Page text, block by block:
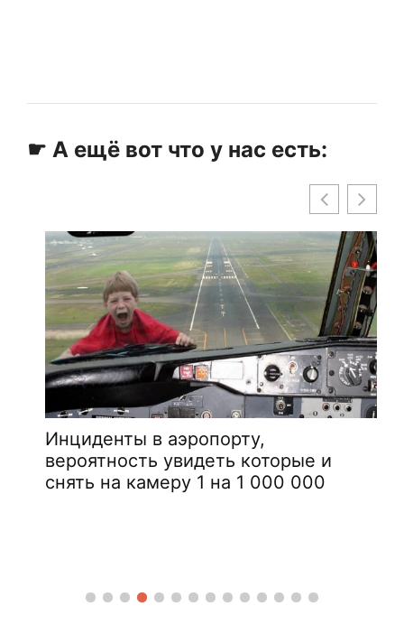
☛ А ещё вот что у нас есть:
Инциденты в аэропорту,
вероятность увидеть которые и
снять на камеру 1 на 1 000 000